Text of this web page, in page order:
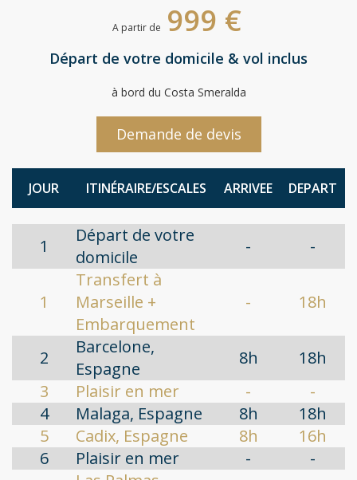
A partir de 999 €
Départ de votre domicile & vol inclus
à bord du Costa Smeralda
Demande de devis
JOUR ITINÉRAIRE/ESCALES ARRIVEE DEPART
1
Départ de votre
domicile
- -
1
Transfert à
Marseille +
Embarquement
- 18h
2
Barcelone,
Espagne
8h
18h
3
Plaisir en mer -
-
4
Malaga, Espagne 8h
18h
5
Cadix, Espagne 8h
16h
6
Plaisir en mer - -